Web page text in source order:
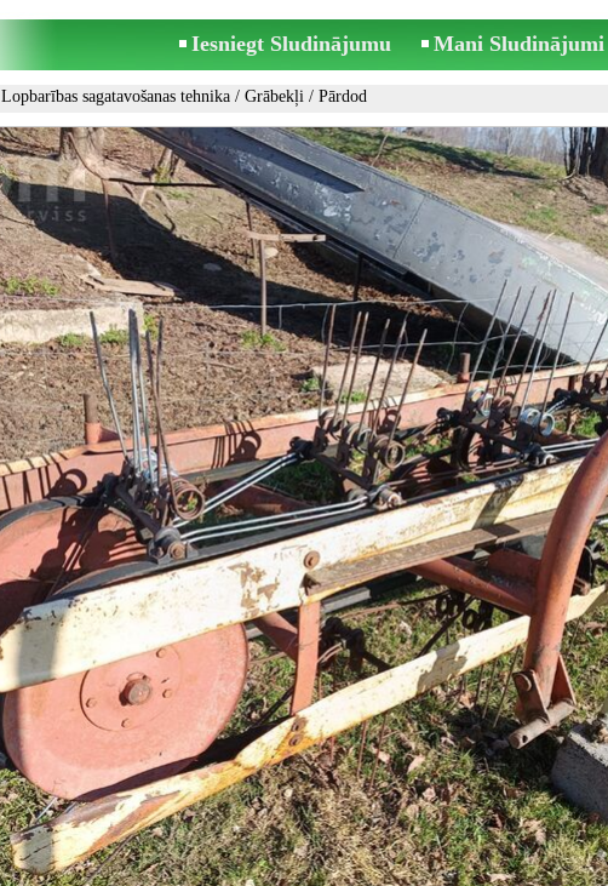
Iesniegt Sludinājumu Mani Sludinājumi
Lopbarības sagatavošanas tehnika / Grābekļi / Pārdod